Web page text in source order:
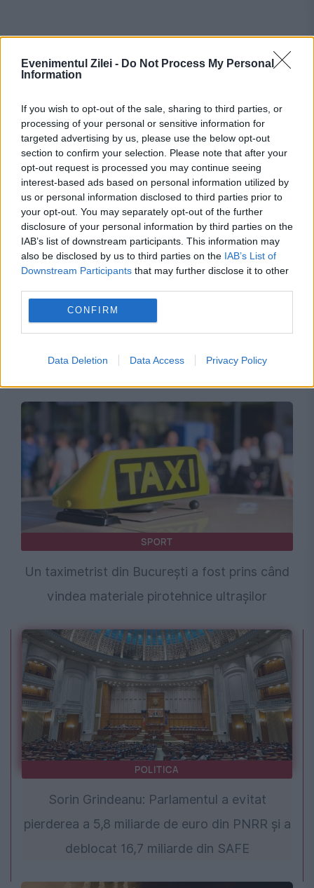
Evenimentul Zilei - Do Not Process My Personal
Information
If you wish to opt-out of the sale, sharing to third parties, or
processing of your personal or sensitive information for
targeted advertising by us, please use the below opt-out
section to confirm your selection. Please note that after your
opt-out request is processed you may continue seeing
interest-based ads based on personal information utilized by
us or personal information disclosed to third parties prior to
your opt-out. You may separately opt-out of the further
disclosure of your personal information by third parties on the
IAB’s list of downstream participants. This information may
also be disclosed by us to third parties on the IAB’s List of
Downstream Participants that may further disclose it to other
CONFIRM
Data Deletion Data Access Privacy Policy
Recomandările noastre
București. Prognoza specială emisă de ANM
SPORT
Un taximetrist din București a fost prins când
vindea materiale pirotehnice ultrașilor
POLITICA
Sorin Grindeanu: Parlamentul a evitat
pierderea a 5,8 miliarde de euro din PNRR și a
deblocat 16,7 miliarde din SAFE